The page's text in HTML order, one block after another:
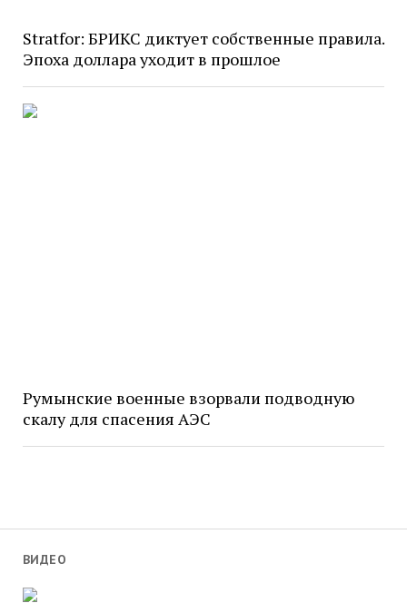
ВИДЕО
Stratfor: БРИКС диктует собственные правила.
Эпоха доллара уходит в прошлое
Румынские военные взорвали подводную
скалу для спасения АЭС